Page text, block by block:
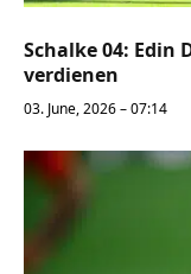
Schalke 04:
verdienen
03. June, 2026 – 07:14